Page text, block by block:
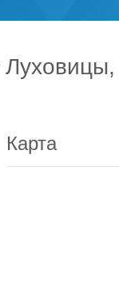
Карта